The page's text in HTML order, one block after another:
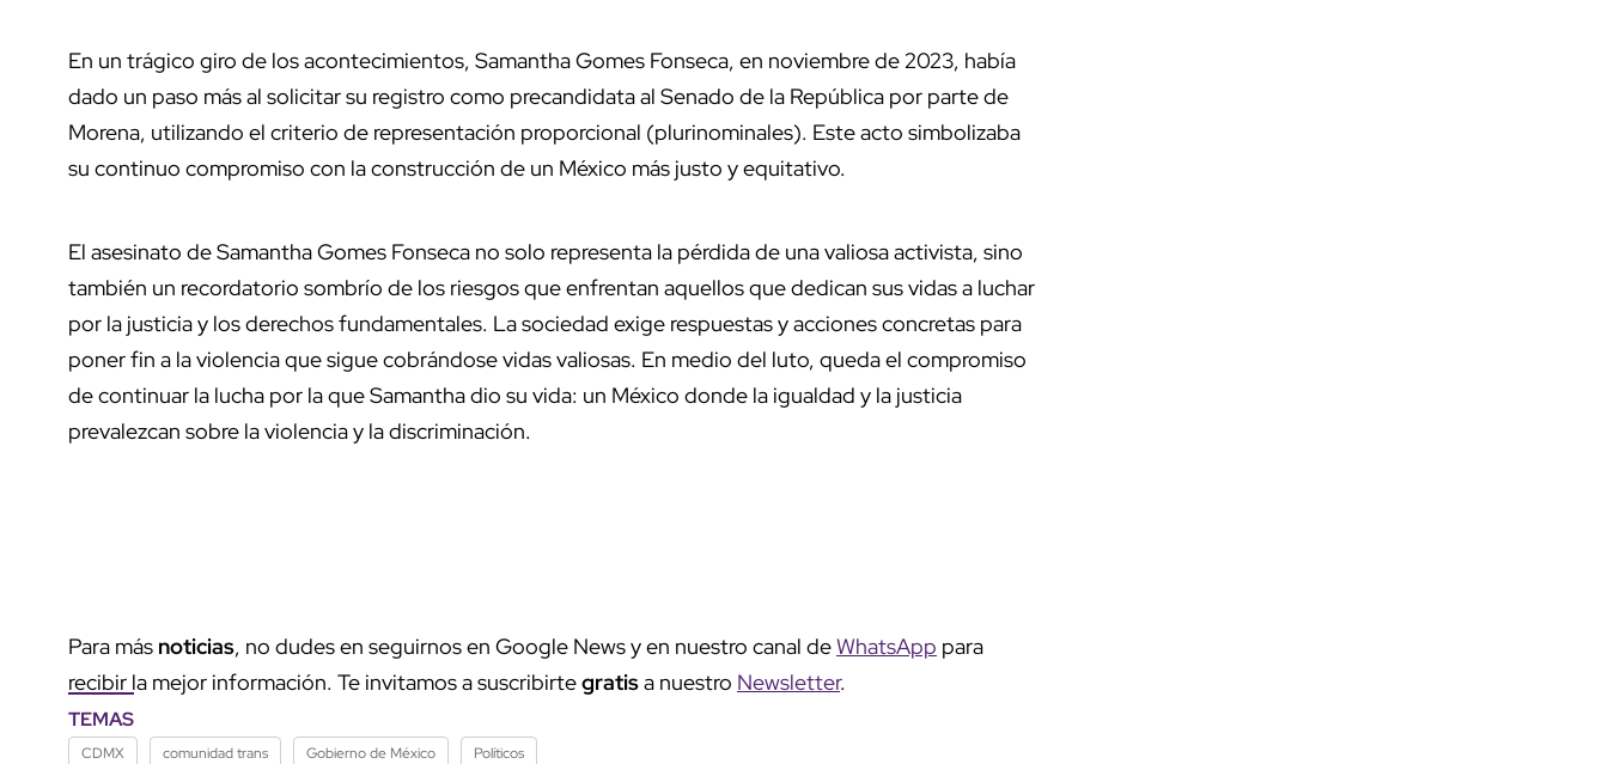
En un trágico giro de los acontecimientos, Samantha Gomes Fonseca, en noviembre de 2023, había
dado un paso más al solicitar su registro como precandidata al Senado de la República por parte de
Morena, utilizando el criterio de representación proporcional (plurinominales). Este acto simbolizaba
su continuo compromiso con la construcción de un México más justo y equitativo.
El asesinato de Samantha Gomes Fonseca no solo representa la pérdida de una valiosa activista, sino
también un recordatorio sombrío de los riesgos que enfrentan aquellos que dedican sus vidas a luchar
por la justicia y los derechos fundamentales. La sociedad exige respuestas y acciones concretas para
poner fin a la violencia que sigue cobrándose vidas valiosas. En medio del luto, queda el compromiso
de continuar la lucha por la que Samantha dio su vida: un México donde la igualdad y la justicia
prevalezcan sobre la violencia y la discriminación.
Para más noticias, no dudes en seguirnos en Google News y en nuestro canal deWhatsApp para
recibir la mejor información. Te invitamos a suscribirtegratisa nuestro Newsletter.
TEMAS
CDMX comunidad trans Gobierno de México Políticos